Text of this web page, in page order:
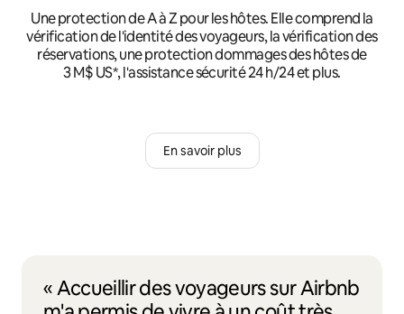
Une protection de A à Z pour les hôtes. Elle comprend la
vérification de l'identité des voyageurs, la vérification des
réservations, une protection dommages des hôtes de
3 M$ US*, l'assistance sécurité 24 h/24 et plus.
En savoir plus
« Accueillir des voyageurs sur Airbnb